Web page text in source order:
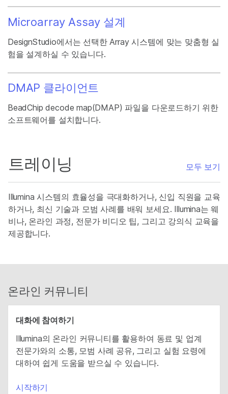
Microarray Assay 설계
DesignStudio에서는 선택한 Array 시스템에 맞는 맞춤형 실
험을 설계하실 수 있습니다.
DMAP 클라이언트
BeadChip decode map(DMAP) 파일을 다운로드하기 위한
소프트웨어를 설치합니다.
트레이닝 모두 보기
Illumina 시스템의 효율성을 극대화하거나, 신입 직원을 교육
하거나, 최신 기술과 모범 사례를 배워 보세요. Illumina는 웨
비나, 온라인 과정, 전문가 비디오 팁, 그리고 강의식 교육을
제공합니다.
온라인 커뮤니티
대화에 참여하기
Illumina의 온라인 커뮤니티를 활용하여 동료 및 업계
전문가와의 소통, 모범 사례 공유, 그리고 실험 요령에
대하여 쉽게 도움을 받으실 수 있습니다.
시작하기